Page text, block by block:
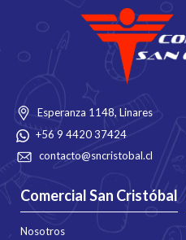
Esperanza 1148, Linares
+56 9 4420 37424
contacto@sncristobal.cl
Comercial San Cristóbal
Nosotros